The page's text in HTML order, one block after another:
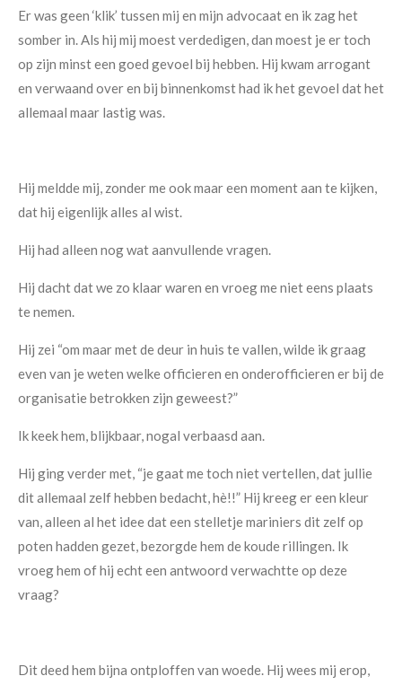
Er was geen ‘klik’ tussen mij en mijn advocaat en ik zag het
somber in. Als hij mij moest verdedigen, dan moest je er toch
op zijn minst een goed gevoel bij hebben. Hij kwam arrogant
en verwaand over en bij binnenkomst had ik het gevoel dat het
allemaal maar lastig was.
Hij meldde mij, zonder me ook maar een moment aan te kijken,
dat hij eigenlijk alles al wist.
Hij had alleen nog wat aanvullende vragen.
Hij dacht dat we zo klaar waren en vroeg me niet eens plaats
te nemen.
Hij zei “om maar met de deur in huis te vallen, wilde ik graag
even van je weten welke officieren en onderofficieren er bij de
organisatie betrokken zijn geweest?”
Ik keek hem, blijkbaar, nogal verbaasd aan.
Hij ging verder met, “je gaat me toch niet vertellen, dat jullie
dit allemaal zelf hebben bedacht, hè!!” Hij kreeg er een kleur
van, alleen al het idee dat een stelletje mariniers dit zelf op
poten hadden gezet, bezorgde hem de koude rillingen. Ik
vroeg hem of hij echt een antwoord verwachtte op deze
vraag?
Dit deed hem bijna ontploffen van woede. Hij wees mij erop,